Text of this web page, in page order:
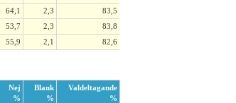
64,1 2,3
83,5
53,7 2,3
83,8
55,9 2,1 82,6
Nej
%
Blank
%
Valdeltagande
%